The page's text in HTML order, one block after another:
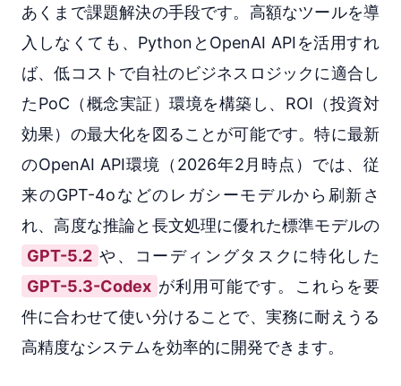
あくまで課題解決の手段です。高額なツールを導
入しなくても、PythonとOpenAI APIを活用すれ
ば、低コストで自社のビジネスロジックに適合し
たPoC（概念実証）環境を構築し、ROI（投資対
効果）の最大化を図ることが可能です。特に最新
のOpenAI API環境（2026年2月時点）では、従
来のGPT-4oなどのレガシーモデルから刷新さ
れ、高度な推論と長文処理に優れた標準モデルの
GPT-5.2 や、コーディングタスクに特化した
GPT-5.3-Codex が利用可能です。これらを要
件に合わせて使い分けることで、実務に耐えうる
高精度なシステムを効率的に開発できます。